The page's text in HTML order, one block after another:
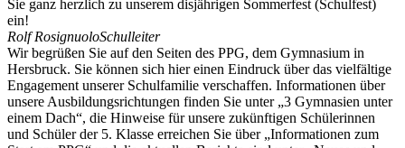
Sie ganz herzlich zu unserem disjährigen Sommerfest (Schulfest)
ein!
Rolf RosignuoloSchulleiter
Wir begrüßen Sie auf den Seiten des PPG, dem Gymnasium in
Hersbruck. Sie können sich hier einen Eindruck über das vielfältige
Engagement unserer Schulfamilie verschaffen. Informationen über
unsere Ausbildungsrichtungen finden Sie unter „3 Gymnasien unter
einem Dach“, die Hinweise für unsere zukünftigen Schülerinnen
und Schüler der 5. Klasse erreichen Sie über „Informationen zum